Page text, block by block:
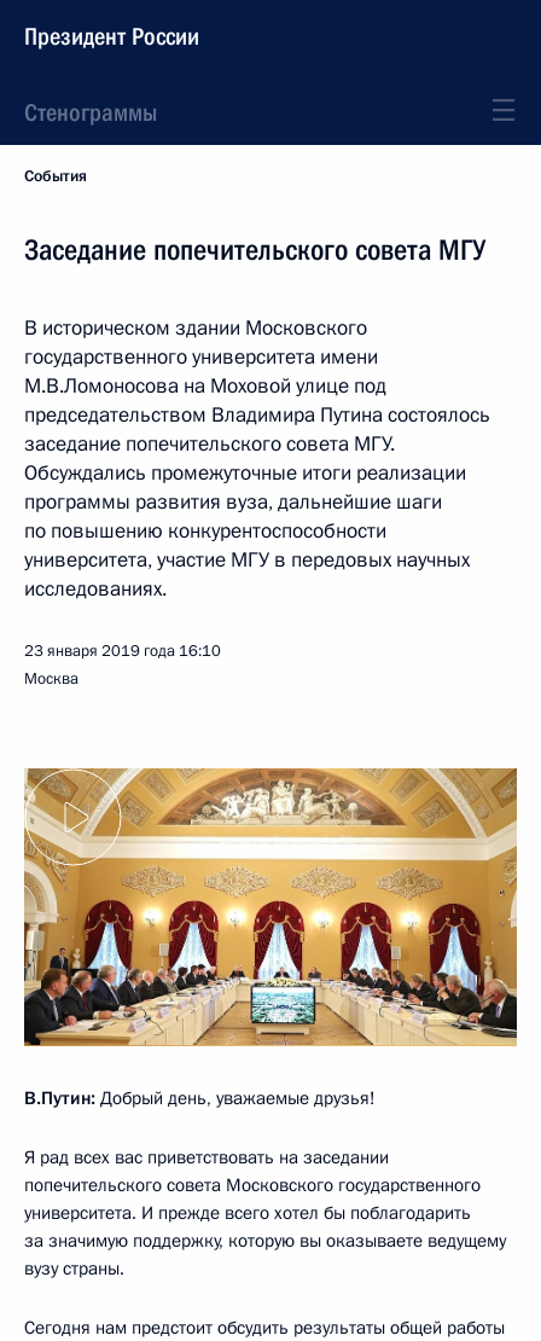
Президент России
Стенограммы
События
Заседание попечительского совета МГУ
В историческом здании Московского
государственного университета имени
М.В.Ломоносова на Моховой улице под
председательством Владимира Путина состоялось
заседание попечительского совета МГУ.
Обсуждались промежуточные итоги реализации
программы развития вуза, дальнейшие шаги
по повышению конкурентоспособности
университета, участие МГУ в передовых научных
исследованиях.
23 января 2019 года 16:10
Москва
В.Путин: Добрый день, уважаемые друзья!
Я рад всех вас приветствовать на заседании
попечительского совета Московского государственного
университета. И прежде всего хотел бы поблагодарить
за значимую поддержку, которую вы оказываете ведущему
вузу страны.
Сегодня нам предстоит обсудить результаты общей работы